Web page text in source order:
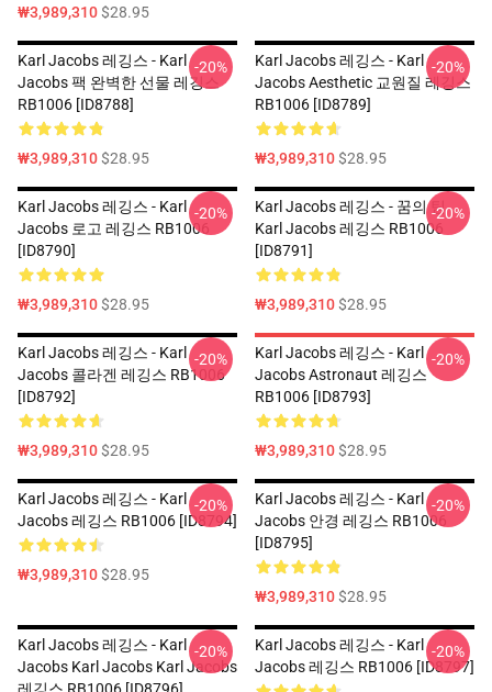
₩3,989,310$28.95
Karl Jacobs 레깅스 - Karl
Jacobs 팩 완벽한 선물 레깅스
RB1006 [ID8788]
₩3,989,310$28.95
-20%
Karl Jacobs 레깅스 - Karl
Jacobs Aesthetic 교원질 레깅스
RB1006 [ID8789]
₩3,989,310$28.95
-20%
Karl Jacobs 레깅스 - Karl
Jacobs 로고 레깅스 RB1006
[ID8790]
₩3,989,310$28.95
-20%
Karl Jacobs 레깅스 - 꿈의 팀
Karl Jacobs 레깅스 RB1006
[ID8791]
₩3,989,310$28.95
-20%
Karl Jacobs 레깅스 - Karl
Jacobs 콜라겐 레깅스 RB1006
[ID8792]
₩3,989,310$28.95
-20%
Karl Jacobs 레깅스 - Karl
Jacobs Astronaut 레깅스
RB1006 [ID8793]
₩3,989,310$28.95
-20%
Karl Jacobs 레깅스 - Karl
Jacobs 레깅스 RB1006 [ID8794]
₩3,989,310$28.95
-20%
Karl Jacobs 레깅스 - Karl
Jacobs 안경 레깅스 RB1006
[ID8795]
₩3,989,310$28.95
-20%
Karl Jacobs 레깅스 - Karl
Jacobs Karl Jacobs Karl Jacobs
-20%
Karl Jacobs 레깅스 - Karl
Jacobs 레깅스 RB1006 [ID8797]
-20%